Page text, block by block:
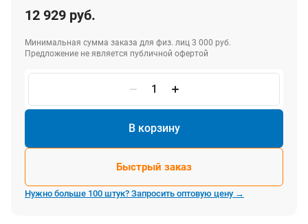
12 929 руб.
Минимальная сумма заказа для физ. лиц 3 000 руб.
Предложение не является публичной офертой
В корзину
Быстрый заказ
Нужно больше 100 штук? Запросить оптовую цену →